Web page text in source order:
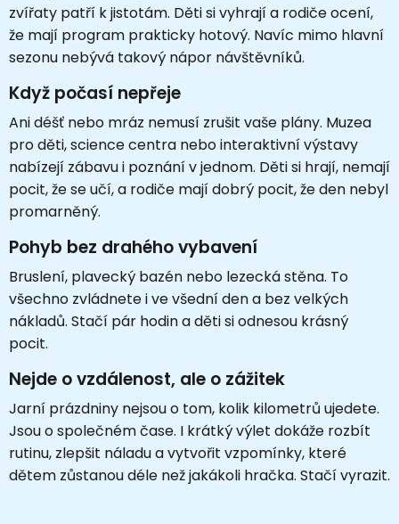
zvířaty patří k jistotám. Děti si vyhrají a rodiče ocení,
že mají program prakticky hotový. Navíc mimo hlavní
sezonu nebývá takový nápor návštěvníků.
Když počasí nepřeje
Ani déšť nebo mráz nemusí zrušit vaše plány. Muzea
pro děti, science centra nebo interaktivní výstavy
nabízejí zábavu i poznání v jednom. Děti si hrají, nemají
pocit, že se učí, a rodiče mají dobrý pocit, že den nebyl
promarněný.
Pohyb bez drahého vybavení
Bruslení, plavecký bazén nebo lezecká stěna. To
všechno zvládnete i ve všední den a bez velkých
nákladů. Stačí pár hodin a děti si odnesou krásný
pocit.
Nejde o vzdálenost, ale o zážitek
Jarní prázdniny nejsou o tom, kolik kilometrů ujedete.
Jsou o společném čase. I krátký výlet dokáže rozbít
rutinu, zlepšit náladu a vytvořit vzpomínky, které
dětem zůstanou déle než jakákoli hračka. Stačí vyrazit.